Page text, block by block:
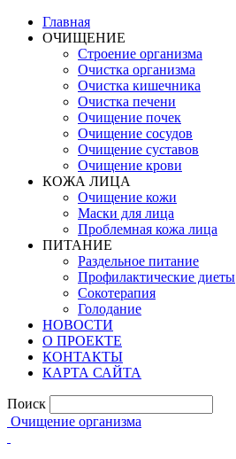
Главная
ОЧИЩЕНИЕ
Строение организма
Очистка организма
Очистка кишечника
Очистка печени
Очищение почек
Очищение сосудов
Очищение суставов
Очищение крови
КОЖА ЛИЦА
Очищение кожи
Маски для лица
Проблемная кожа лица
ПИТАНИЕ
Раздельное питание
Профилактические диеты
Сокотерапия
Голодание
НОВОСТИ
О ПРОЕКТЕ
КОНТАКТЫ
КАРТА САЙТА
Поиск
Очищение организма